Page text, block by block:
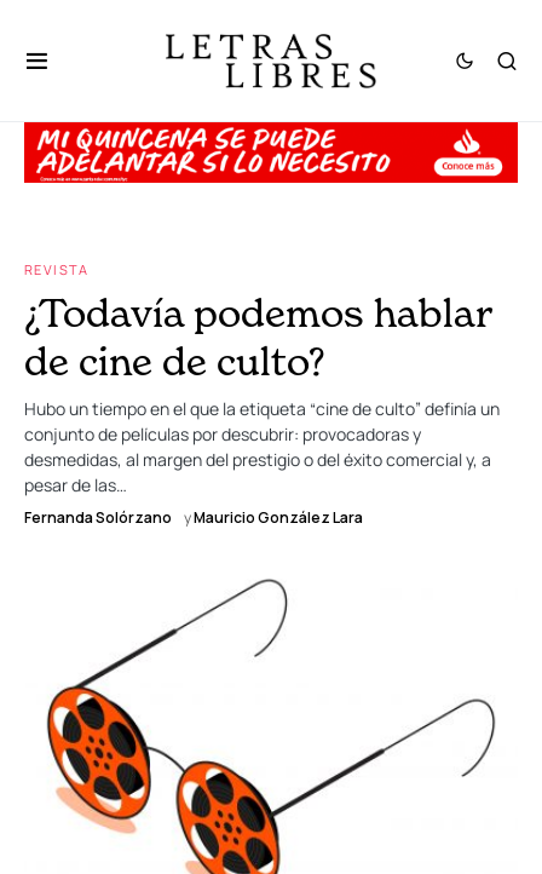
REVISTA
¿Todavía podemos hablar
de cine de culto?
Hubo un tiempo en el que la etiqueta “cine de culto” definía un
conjunto de películas por descubrir: provocadoras y
desmedidas, al margen del prestigio o del éxito comercial y, a
pesar de las…
Fernanda Solórzano yMauricio González Lara